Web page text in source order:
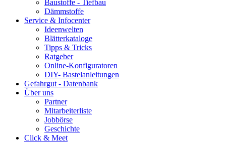
Baustoffe - Tiefbau
Dämmstoffe
Service & Infocenter
Ideenwelten
Blätterkataloge
Tipps & Tricks
Ratgeber
Online-Konfiguratoren
DIY- Bastelanleitungen
Gefahrgut - Datenbank
Über uns
Partner
Mitarbeiterliste
Jobbörse
Geschichte
Click & Meet